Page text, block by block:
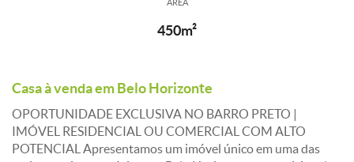
ÁREA
450m²
Casa à venda em Belo Horizonte
OPORTUNIDADE EXCLUSIVA NO BARRO PRETO |
IMÓVEL RESIDENCIAL OU COMERCIAL COM ALTO
POTENCIAL Apresentamos um imóvel único em uma das